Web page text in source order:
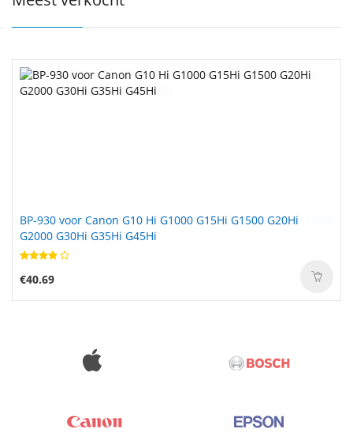
BP-930 voor Canon G10 Hi G1000 G15Hi G1500 G20Hi
G2000 G30Hi G35Hi G45Hi
€40.69